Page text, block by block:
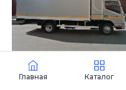
Главная Каталог
Закабинный спальник